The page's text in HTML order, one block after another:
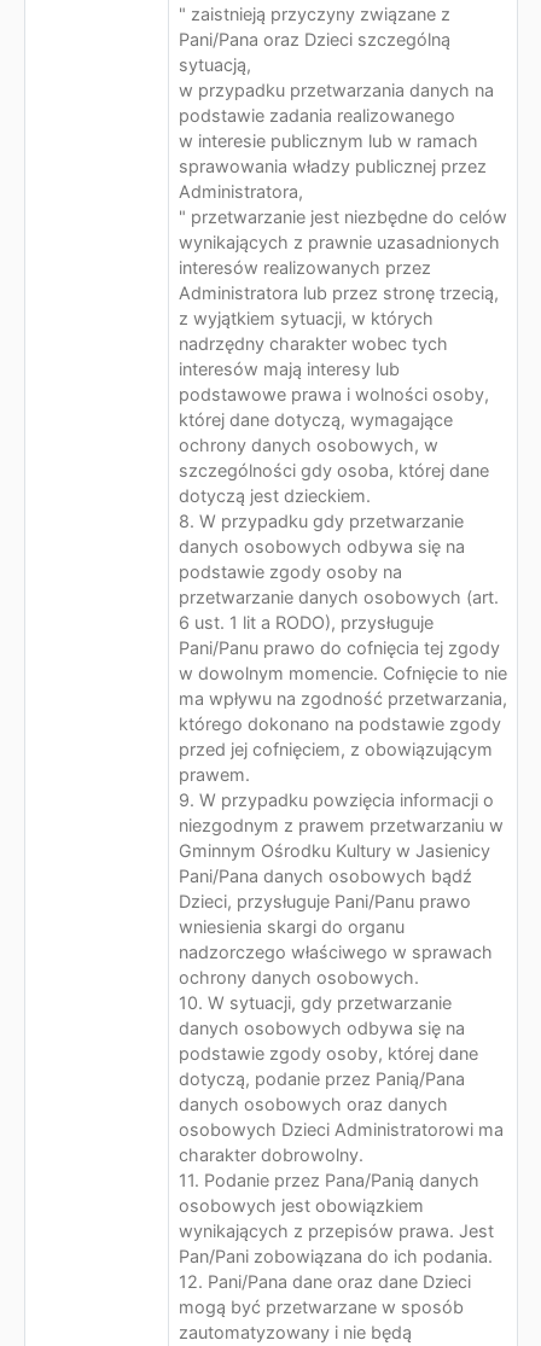
" zaistnieją przyczyny związane z
Pani/Pana oraz Dzieci szczególną
sytuacją,
w przypadku przetwarzania danych na
podstawie zadania realizowanego
w interesie publicznym lub w ramach
sprawowania władzy publicznej przez
Administratora,
" przetwarzanie jest niezbędne do celów
wynikających z prawnie uzasadnionych
interesów realizowanych przez
Administratora lub przez stronę trzecią,
z wyjątkiem sytuacji, w których
nadrzędny charakter wobec tych
interesów mają interesy lub
podstawowe prawa i wolności osoby,
której dane dotyczą, wymagające
ochrony danych osobowych, w
szczególności gdy osoba, której dane
dotyczą jest dzieckiem.
8. W przypadku gdy przetwarzanie
danych osobowych odbywa się na
podstawie zgody osoby na
przetwarzanie danych osobowych (art.
6 ust. 1 lit a RODO), przysługuje
Pani/Panu prawo do cofnięcia tej zgody
w dowolnym momencie. Cofnięcie to nie
ma wpływu na zgodność przetwarzania,
którego dokonano na podstawie zgody
przed jej cofnięciem, z obowiązującym
prawem.
9. W przypadku powzięcia informacji o
niezgodnym z prawem przetwarzaniu w
Gminnym Ośrodku Kultury w Jasienicy
Pani/Pana danych osobowych bądź
Dzieci, przysługuje Pani/Panu prawo
wniesienia skargi do organu
nadzorczego właściwego w sprawach
ochrony danych osobowych.
10. W sytuacji, gdy przetwarzanie
danych osobowych odbywa się na
podstawie zgody osoby, której dane
dotyczą, podanie przez Panią/Pana
danych osobowych oraz danych
osobowych Dzieci Administratorowi ma
charakter dobrowolny.
11. Podanie przez Pana/Panią danych
osobowych jest obowiązkiem
wynikających z przepisów prawa. Jest
Pan/Pani zobowiązana do ich podania.
12. Pani/Pana dane oraz dane Dzieci
mogą być przetwarzane w sposób
zautomatyzowany i nie będą